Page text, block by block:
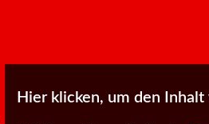
Hier klicken, um den Inhalt